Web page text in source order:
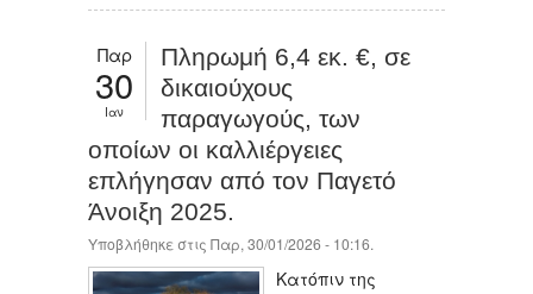
Παρ
30
Ιαν
Πληρωμή 6,4 εκ. €, σε
δικαιούχους
παραγωγούς, των
οποίων οι καλλιέργειες
επλήγησαν από τον Παγετό
Άνοιξη 2025.
Υποβλήθηκε στις Παρ, 30/01/2026 - 10:16.
Κατόπιν της